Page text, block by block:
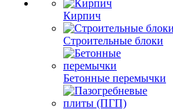
Кирпич
Строительные блоки
Бетонные перемычки